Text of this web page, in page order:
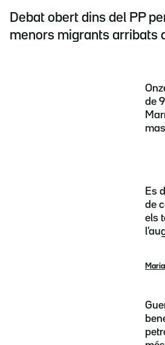
Debat obert dins del PP
menors migrants arribats
de
Es
de
els